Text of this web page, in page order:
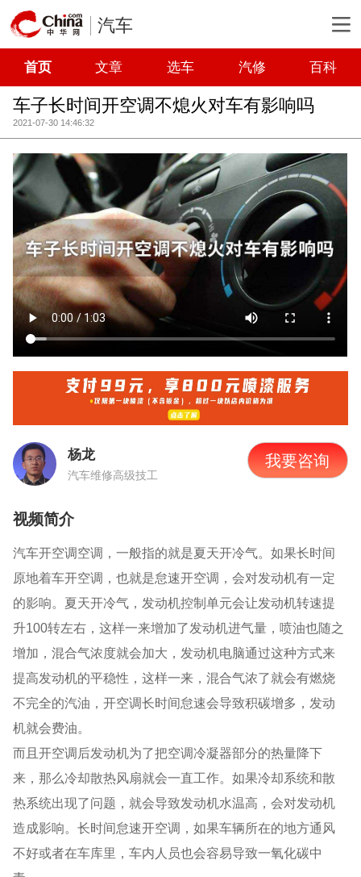
汽车
首页 文章 选车 汽修 百科
车子长时间开空调不熄火对车有影响吗
2021-07-30 14:46:32
杨龙
汽车维修高级技工
我要咨询
视频简介
汽车开空调空调，一般指的就是夏天开冷气。如果长时间
原地着车开空调，也就是怠速开空调，会对发动机有一定
的影响。夏天开冷气，发动机控制单元会让发动机转速提
升100转左右，这样一来增加了发动机进气量，喷油也随之
增加，混合气浓度就会加大，发动机电脑通过这种方式来
提高发动机的平稳性，这样一来，混合气浓了就会有燃烧
不完全的汽油，开空调长时间怠速会导致积碳增多，发动
机就会费油。
而且开空调后发动机为了把空调冷凝器部分的热量降下
来，那么冷却散热风扇就会一直工作。如果冷却系统和散
热系统出现了问题，就会导致发动机水温高，会对发动机
造成影响。长时间怠速开空调，如果车辆所在的地方通风
不好或者在车库里，车内人员也会容易导致一氧化碳中